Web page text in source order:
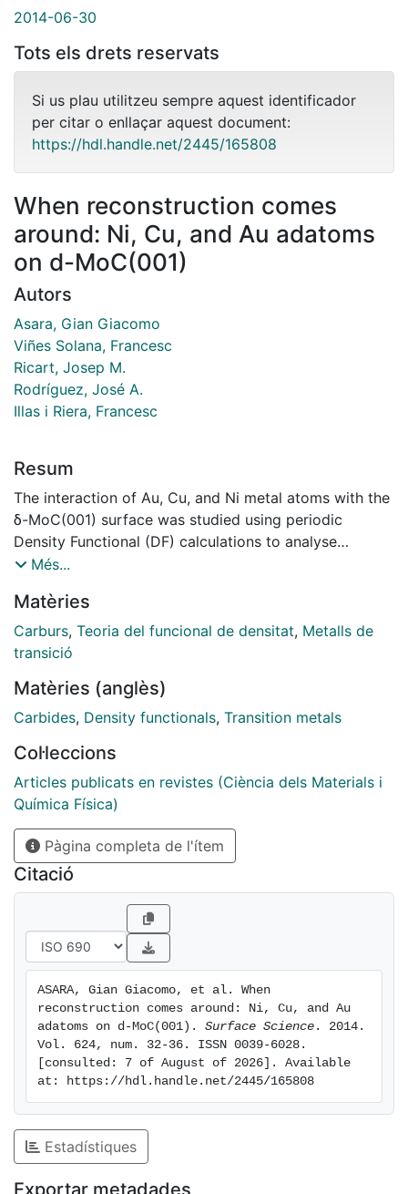
2014-06-30
Tots els drets reservats
Si us plau utilitzeu sempre aquest identificador
per citar o enllaçar aquest document:
https://hdl.handle.net/2445/165808
When reconstruction comes
around: Ni, Cu, and Au adatoms
on d-MoC(001)
Autors
Asara, Gian Giacomo
Viñes Solana, Francesc
Ricart, Josep M.
Rodríguez, José A.
Illas i Riera, Francesc
Resum
The interaction of Au, Cu, and Ni metal atoms with the
δ-MoC(001) surface was studied using periodic
Density Functional (DF) calculations to analyse
adsorption energies and equilibrium geometries, work
(PDOS), and shifts of the transition metal d-band
center. The atomic adsorption is found to cause an in-
plane distortion of the surface, and, besides, the
A lower coverage allows for a better accommodation
of the adsorbate, alongside causing a d-band centre
the PDOS. Regardless of the coverage, interaction
strength diminishes following the order Ni > Cu > Au.
Adatom chemical activity can be inferred based on the
calculated d-band centre; Ni being the most active
metal, followed by Cu, and Au later on for every
coverage studied. This result correlates well with
experiments on other transition metal carbides. Atomic
adsorption also notably diminishes surface work
function, with the concomitant repercussions on the
electrocatalysis field.
Més...
Matèries
Carburs, Teoria del funcional de densitat, Metalls de
transició
Matèries (anglès)
Carbides, Density functionals, Transition metals
Col·leccions
Articles publicats en revistes (Ciència dels Materials i
Química Física)
Pàgina completa de l'ítem
Citació
ASARA, Gian Giacomo, et al. When
reconstruction comes around: Ni, Cu, and Au
adatoms on d-MoC(001). Surface Science . 2014.
Vol. 624, num. 32-36. ISSN 0039-6028.
[consulted: 7 of August of 2026]. Available
at: https://hdl.handle.net/2445/165808
Estadístiques